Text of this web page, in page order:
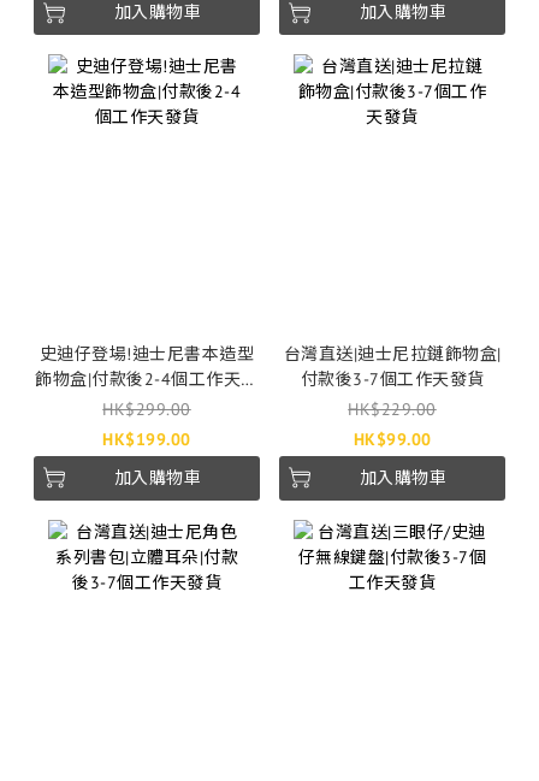
加入購物車
加入購物車
史迪仔登場!迪士尼書本造型
飾物盒|付款後2-4個工作天發
貨
HK$299.00
HK$199.00
加入購物車
台灣直送|迪士尼拉鏈飾物盒|
付款後3-7個工作天發貨
HK$229.00
HK$99.00
加入購物車